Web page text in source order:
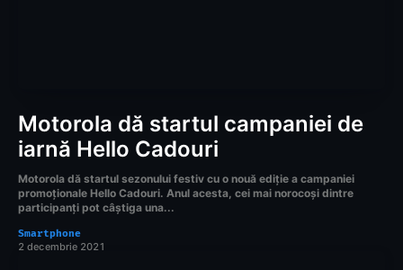
Motorola dă startul campaniei de
iarnă Hello Cadouri
Motorola dă startul sezonului festiv cu o nouă ediție a campaniei
promoționale Hello Cadouri. Anul acesta, cei mai norocoși dintre
participanți pot câștiga una...
Smartphone
2 decembrie 2021